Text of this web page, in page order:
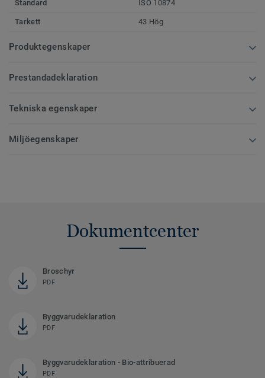
Standard ISO 10874
Tarkett 43 Hög
Produktegenskaper
Prestandadeklaration
Tekniska egenskaper
Miljöegenskaper
Dokumentcenter
Broschyr
PDF
Byggvarudeklaration
PDF
Byggvarudeklaration - Bio-attribuerad
PDF